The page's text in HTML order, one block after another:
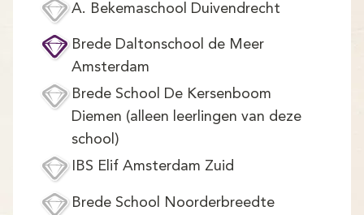
Aanmelden
A. Bekemaschool Duivendrecht
Brede Daltonschool de Meer
Amsterdam
Brede School De Kersenboom
Diemen (alleen leerlingen van deze
school)
IBS Elif Amsterdam Zuid
Brede School Noorderbreedte